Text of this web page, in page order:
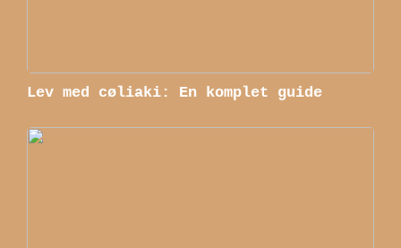
Lev med cøliaki: En komplet guide